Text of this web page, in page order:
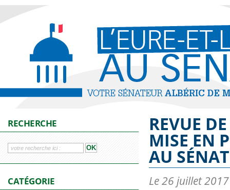
RECHERCHE
CATÉGORIE
REVUE
MISE EN
AU
Le 26 juillet 2017